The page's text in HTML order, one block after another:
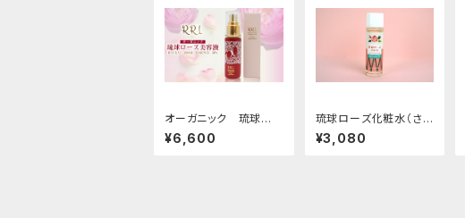
オーガニック 琉球ロ
ーズ美容液 1本30㏄
（送料無料）
¥6,600
琉球ローズ化粧水（さ
わやかタイプ）50cc
¥3,080